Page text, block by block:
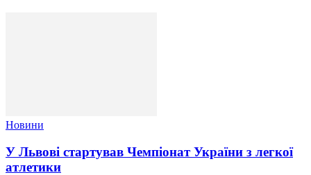
Новини
У Львові стартував Чемпіонат України з легкої
атлетики